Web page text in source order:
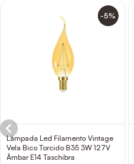
-5%
Lâmpada Led Filamento Vintage
Vela Bico Torcido B35 3W 127V
Âmbar E14 Taschibra